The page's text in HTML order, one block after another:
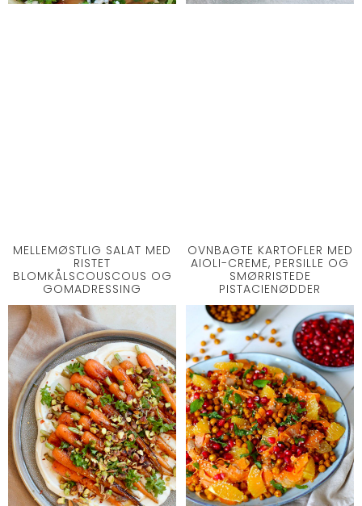
MELLEMØSTLIG SALAT MED
RISTET
BLOMKÅLSCOUSCOUS OG
GOMADRESSING
OVNBAGTE KARTOFLER MED
AIOLI-CREME, PERSILLE OG
SMØRRISTEDE
PISTACIENØDDER